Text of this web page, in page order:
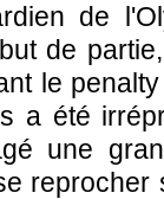
de
de
le
a été
une
reprocher